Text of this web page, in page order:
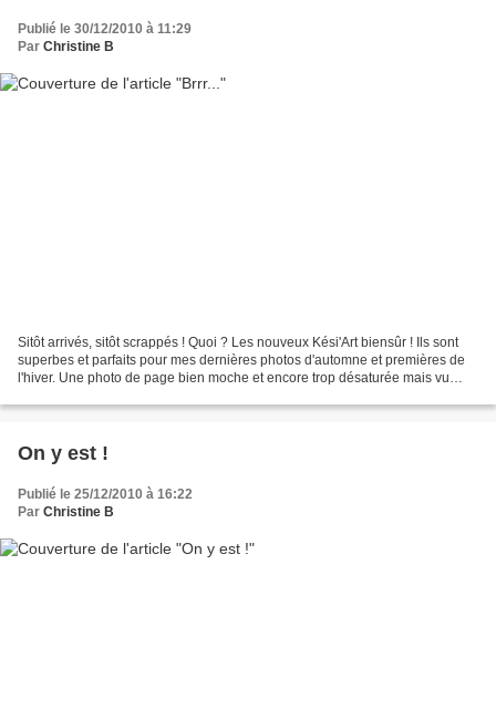
Publié le 30/12/2010 à 11:29
Par Christine B
Sitôt arrivés, sitôt scrappés ! Quoi ? Les nouveux Kési'Art biensûr ! Ils sont
superbes et parfaits pour mes dernières photos d'automne et premières de
l'hiver. Une photo de page bien moche et encore trop désaturée mais vu
On y est !
Publié le 25/12/2010 à 16:22
Par Christine B